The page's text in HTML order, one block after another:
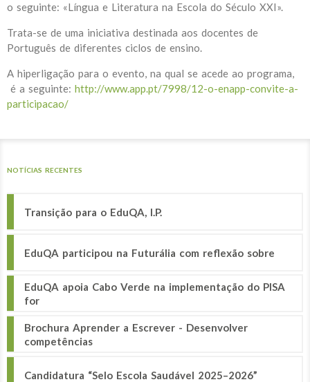
o seguinte: «Língua e Literatura na Escola do Século XXI».
Trata-se de uma iniciativa destinada aos docentes de
Português de diferentes ciclos de ensino.
A hiperligação para o evento, na qual se acede ao programa,
é a seguinte: http://www.app.pt/7998/12-o-enapp-convite-a-
participacao/
NOTÍCIAS RECENTES
Transição para o EduQA, I.P.
EduQA participou na Futurália com reflexão sobre
EduQA apoia Cabo Verde na implementação do PISA
for
Brochura Aprender a Escrever - Desenvolver
competências
Candidatura “Selo Escola Saudável 2025–2026”